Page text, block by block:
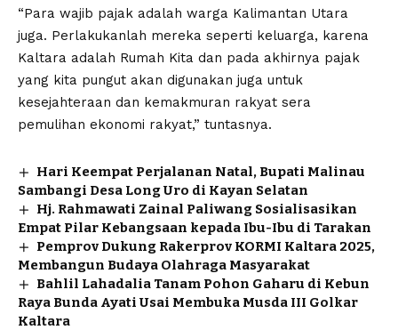
“Para wajib pajak adalah warga Kalimantan Utara
juga. Perlakukanlah mereka seperti keluarga, karena
Kaltara adalah Rumah Kita dan pada akhirnya pajak
yang kita pungut akan digunakan juga untuk
kesejahteraan dan kemakmuran rakyat sera
pemulihan ekonomi rakyat,” tuntasnya.
Hari Keempat Perjalanan Natal, Bupati Malinau
Sambangi Desa Long Uro di Kayan Selatan
Hj. Rahmawati Zainal Paliwang Sosialisasikan
Empat Pilar Kebangsaan kepada Ibu-Ibu di Tarakan
Pemprov Dukung Rakerprov KORMI Kaltara 2025,
Membangun Budaya Olahraga Masyarakat
Bahlil Lahadalia Tanam Pohon Gaharu di Kebun
Raya Bunda Ayati Usai Membuka Musda III Golkar
Kaltara